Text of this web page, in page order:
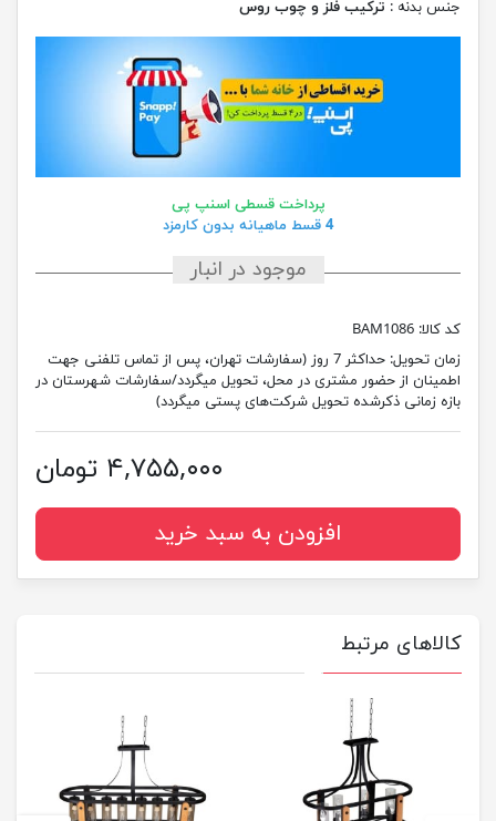
جنس بدنه : ترکیب فلز و چوب روس
پرداخت قسطی اسنپ پی
4 قسط ماهیانه بدون کارمزد
موجود در انبار
کد کالا: BAM1086
زمان تحویل:
حداکثر 7 روز (سفارشات تهران، پس از تماس تلفنی جهت
اطمینان از حضور مشتری در محل، تحویل میگردد/سفارشات شهرستان در
بازه زمانی ذکرشده تحویل شرکت‌های پستی میگردد)
۴,۷۵۵,۰۰۰ تومان
افزودن به سبد خرید
کالاهای مرتبط